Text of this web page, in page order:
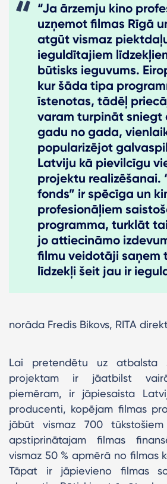
“Ja ārzemju kino
uzņemot filmas Rīgā
atgūt vismaz
ieguldītajiem
būtisks ieguvums.
kur šāda tipa
īstenotas, tādēļ
varam turpināt sniegt
gadu no gada,
popularizējot
Latviju kā pievilcīgu
projektu realizēšanai.
fonds” ir spēcīga un
profesionāļiem
programma, turklāt
jo attiecināmo
filmu veidotāji saņem
līdzekļi šeit jau ir
norāda Fredis Bikovs, RITA
Lai pretendētu uz atbalsta
projektam ir jāatbilst
piemēram, ir jāpiesaista
producenti, kopējam filmas
jābūt vismaz 700
apstiprinātajam filmas
vismaz 50 % apmērā no filmas
Tāpat ir jāpievieno filmas